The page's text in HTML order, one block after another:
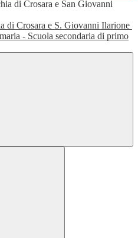
di Crosara e S. Giovanni Ilarione
- Scuola secondaria di primo